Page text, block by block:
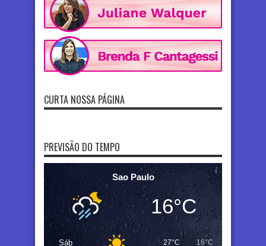
CURTA NOSSA PÁGINA
PREVISÃO DO TEMPO
Sao Paulo
16°C
Sáb 27°C 16°C